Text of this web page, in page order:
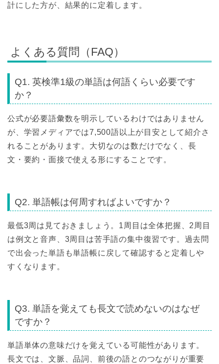
計にした方が、結果的に定着します。
よくある質問（FAQ）
Q1. 英検準1級の単語は何語くらい必要です
か？
公式が必要語彙数を明示しているわけではありません
が、学習メディアでは7,500語以上が目安として紹介さ
れることがあります。大切なのは数だけでなく、長
文・要約・面接で使える形にすることです。
Q2. 単語帳は何周すればよいですか？
最低3周は見ておきましょう。1周目は全体把握、2周目
は例文と音声、3周目は苦手語の集中復習です。過去問
で出会った単語も単語帳に戻して確認すると定着しや
すくなります。
Q3. 単語を覚えても長文で読めないのはなぜ
ですか？
単語単体の意味だけを覚えている可能性があります。
長文では、文脈、品詞、前後の語とのつながりが重要